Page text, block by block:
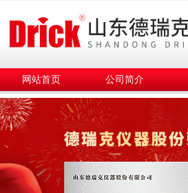
网站首页 公司简介